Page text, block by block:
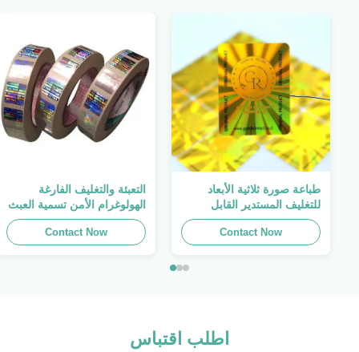
طباعة صورة ثلاثية الأبعاد
للتغليف المستدير القابل
للطباعة ، الملصق الأصلي ،
صفائح لاصقة ذاتية اللصق
Contact Now
التعبئة والتغليف الفارغة
الهولوغرام الأمن تسمية العبث
واضح ملصق الهولوغرام شعار
الليزر
Contact Now
اطلب اقتباس